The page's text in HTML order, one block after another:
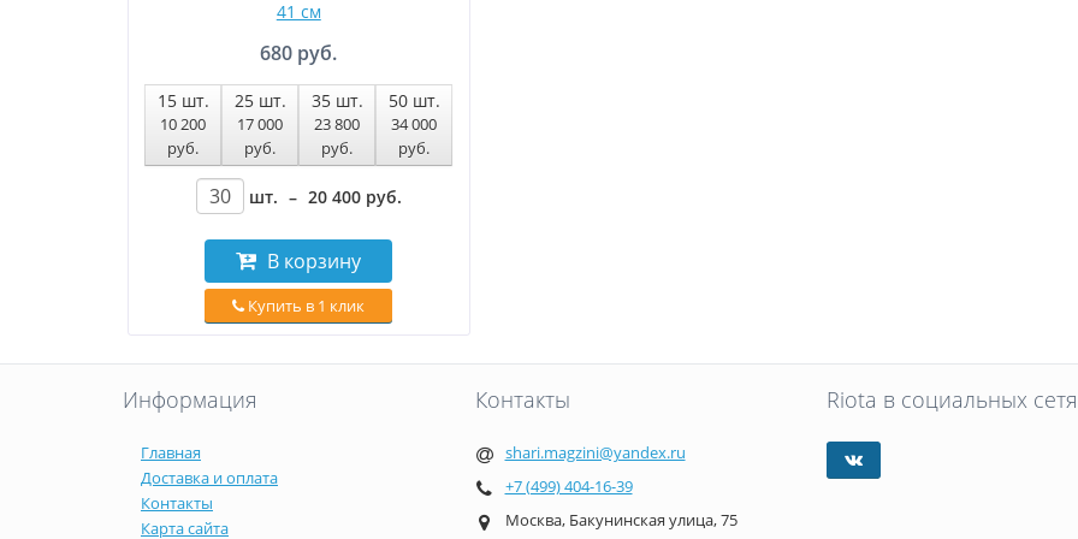
41 см
680 руб.
15шт.
10 200
руб.
25шт.
17 000
руб.
35шт.
23 800
руб.
50шт.
34 000
руб.
шт. – 20 400 руб.
В корзину
Купить в 1 клик
Информация
Главная
Доставка и оплата
Контакты
Карта сайта
Контакты
shari.magzini@yandex.ru
+7 (499) 404-16-39
Москва, Бакунинская улица, 75
Riota в социальных